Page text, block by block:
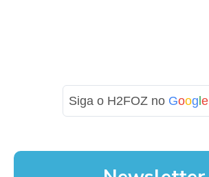
Siga o H2FOZ no Google